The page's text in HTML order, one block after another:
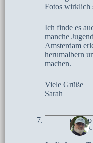
Fotos wirklich
Ich finde es
manche
Amsterdam
herumalbern
machen.
Viele Grüße
Sarah
czoczo
29.